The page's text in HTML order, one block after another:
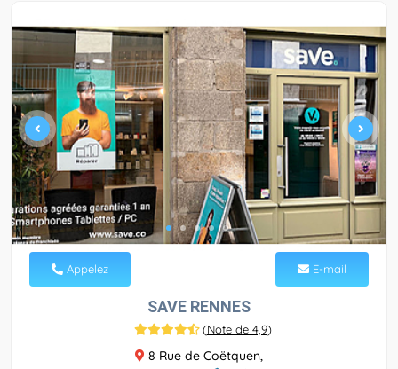
Appelez E-mail
SAVE RENNES
(Note de 4,9)
8 Rue de Coëtquen,